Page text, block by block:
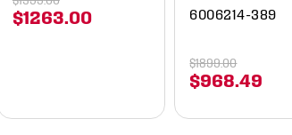
$1263 00
6006214-389
$968 .49
$1899.00